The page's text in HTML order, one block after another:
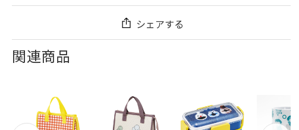
シェアする
関連商品